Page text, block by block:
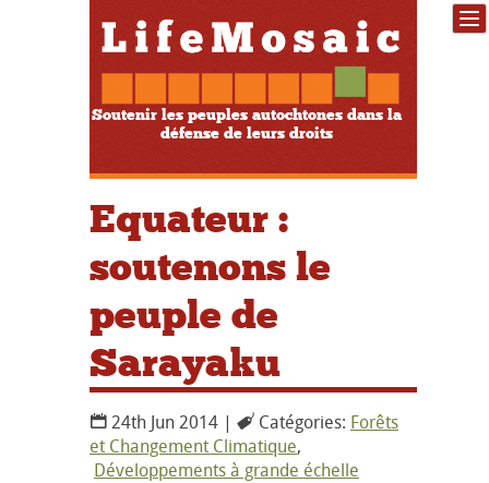
Soutenir les peuples autochtones dans la
défense de leurs droits
Equateur :
soutenons le
peuple de
Sarayaku
24th Jun 2014 | Catégories: Forêts
et Changement Climatique,
Développements à grande échelle